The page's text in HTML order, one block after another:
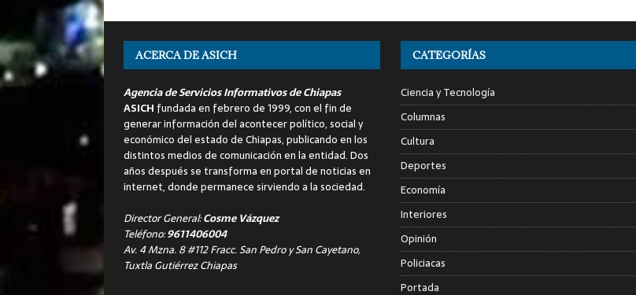
ACERCA DE ASICH
Agencia de Servicios Informativos de Chiapas
ASICH fundada en febrero de 1999, con el fin de
generar información del acontecer político, social y
económico del estado de Chiapas, publicando en los
distintos medios de comunicación en la entidad. Dos
años después se transforma en portal de noticias en
internet, donde permanece sirviendo a la sociedad.
Director General:Cosme Vázquez
Teléfono:9611406004
Av. 4 Mzna. 8 #112 Fracc. San Pedro y San Cayetano,
Tuxtla Gutiérrez Chiapas
CATEGORÍAS
Ciencia y Tecnología
Columnas
Cultura
Deportes
Economía
Interiores
Opinión
Policiacas
Portada